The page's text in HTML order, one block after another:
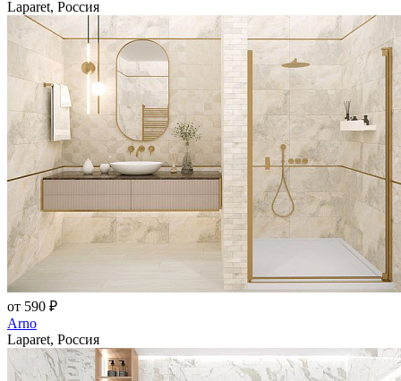
Laparet, Россия
от 590 ₽
Arno
Laparet, Россия